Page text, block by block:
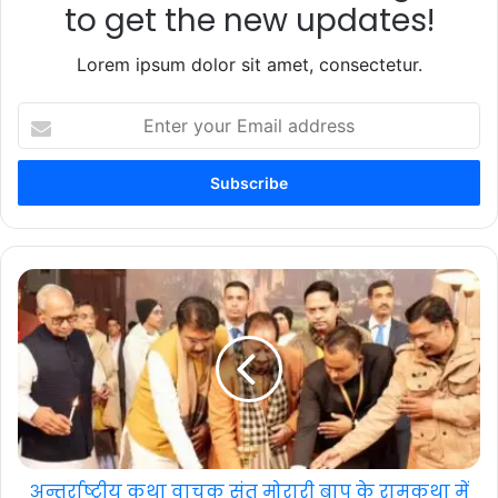
to get the new updates!
Lorem ipsum dolor sit amet, consectetur.
your
Email
अन्तर्राष्ट्रीय कथा वाचक संत मोरारी बापू के रामकथा में